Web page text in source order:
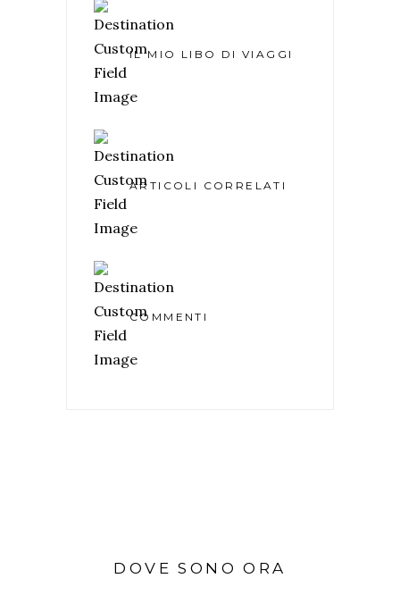
IL MIO LIBO DI VIAGGI
ARTICOLI CORRELATI
COMMENTI
DOVE SONO ORA